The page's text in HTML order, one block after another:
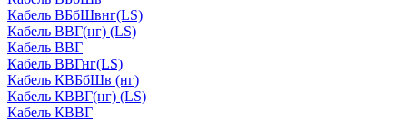
Кабель ВБбШвнг(LS)
Кабель ВВГ(нг) (LS)
Кабель ВВГ
Кабель ВВГнг(LS)
Кабель КВБбШв (нг)
Кабель КВВГ(нг) (LS)
Кабель КВВГ